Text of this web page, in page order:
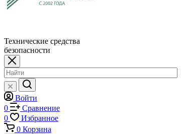
Технические средства
безопасности
Войти
0
Сравнение
0
Избранное
0 Корзина